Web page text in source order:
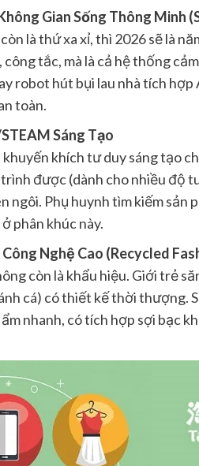
Gian Sống Thông Minh
là thứ xa xỉ, thì 2026 sẽ là
tắc, mà là cả hệ thống
robot hút bụi lau nhà tích
toàn.
Sáng Tạo
khích tư duy sáng tạo
được (dành cho nhiều độ
ngôi. Phụ huynh tìm kiếm sản
phân khúc này.
Nghệ Cao (Recycled
còn là khẩu hiệu. Giới trẻ
cá) có thiết kế thời thượng.
nhanh, có tích hợp sợi bạc